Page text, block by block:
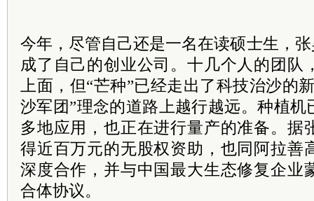
今年，尽管自己还是一名在读硕士生，
成了自己的创业公司。十几个人的团队
上面，但“芒种”已经走出了科技治沙的
沙军团”理念的道路上越行越远。种植
多地应用，也正在进行量产的准备。据
得近百万元的无股权资助，也同阿拉善
深度合作，并与中国最大生态修复企业
合体协议。